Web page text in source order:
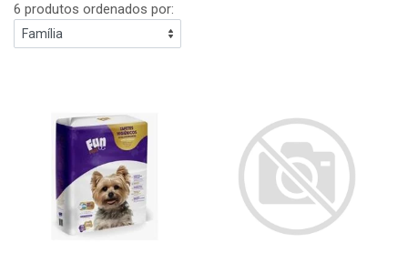
6 produtos ordenados por: